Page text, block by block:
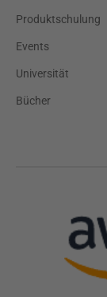
Produktschulung
Events
Universität
Bücher